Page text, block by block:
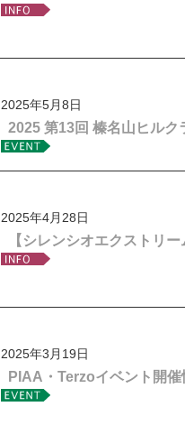
2025年5月8日
2025 第13回 榛名山ヒル
2025年4月28日
【シレンシオエクストリ
2025年3月19日
PIAA・Terzoイベント開